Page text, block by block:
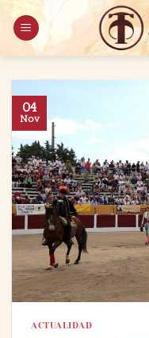
Saltar
contenido
04
Nov
ACTUALIDAD